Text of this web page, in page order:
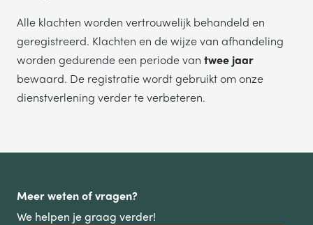
Alle klachten worden vertrouwelijk behandeld en
geregistreerd. Klachten en de wijze van afhandeling
worden gedurende een periode van twee jaar
bewaard. De registratie wordt gebruikt om onze
dienstverlening verder te verbeteren.
Meer weten of vragen?
We helpen je graag verder!